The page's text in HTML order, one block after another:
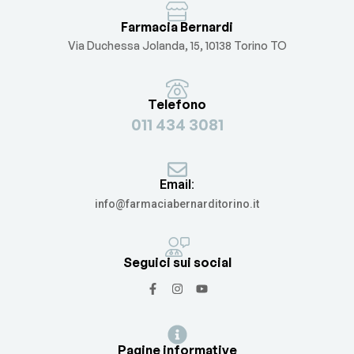
Farmacia Bernardi
Via Duchessa Jolanda, 15, 10138 Torino TO
Telefono
011 434 3081
Email:
info@farmaciabernarditorino.it
Seguici sui social
Pagine informative